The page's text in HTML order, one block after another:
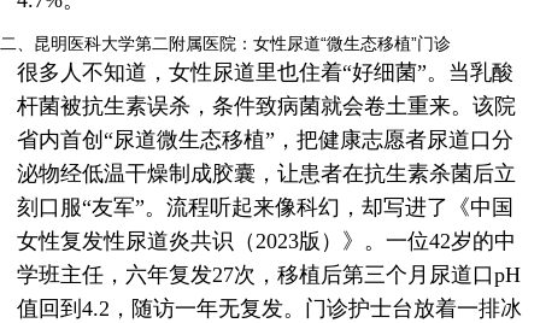
二、昆明医科大学第二附属医院：女性尿道“微生态移植”门诊
很多人不知道，女性尿道里也住着“好细菌”。当乳酸
杆菌被抗生素误杀，条件致病菌就会卷土重来。该院
省内首创“尿道微生态移植”，把健康志愿者尿道口分
泌物经低温干燥制成胶囊，让患者在抗生素杀菌后立
刻口服“友军”。流程听起来像科幻，却写进了《中国
女性复发性尿道炎共识（2023版）》。一位42岁的中
学班主任，六年复发27次，移植后第三个月尿道口pH
值回到4.2，随访一年无复发。门诊护士台放着一排冰